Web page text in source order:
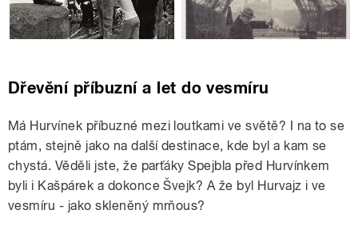
Dřevění příbuzní a let do vesmíru
Má Hurvínek příbuzné mezi loutkami ve světě? I na to se
ptám, stejně jako na další destinace, kde byl a kam se
chystá. Věděli jste, že parťáky Spejbla před Hurvínkem
byli i Kašpárek a dokonce Švejk? A že byl Hurvajz i ve
vesmíru - jako skleněný mrňous?